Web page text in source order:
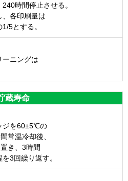
時間停止させる。
、各印刷量は
5とする。
ーニングは
蔵寿命
ジを60±5℃の
常温冷却後、
き、3時間
3回繰り返す。